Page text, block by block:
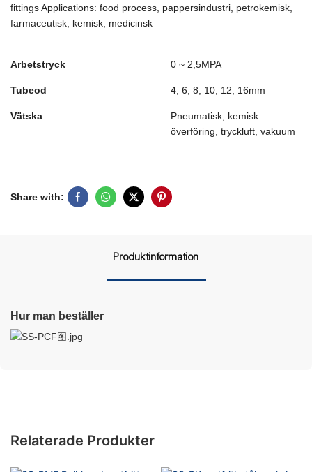
fittings Applications: food process, pappersindustri, petrokemisk,
farmaceutisk, kemisk, medicinsk
Arbetstryck 0 ~ 2,5MPA
Tubeod 4, 6, 8, 10, 12, 16mm
Vätska
Pneumatisk, kemisk
överföring, tryckluft, vakuum
Share with:
Produktinformation
Hur man beställer
Relaterade Produkter